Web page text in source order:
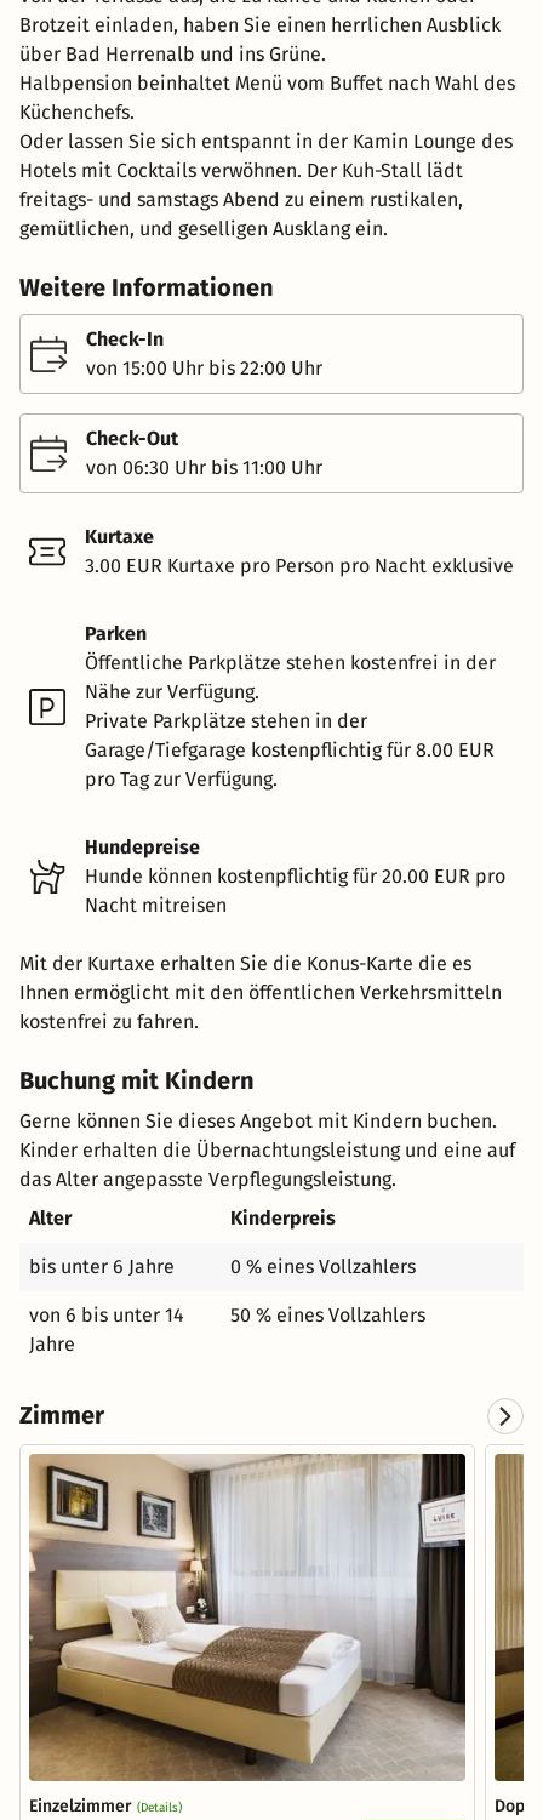
Brotzeit einladen, haben Sie einen herrlichen Ausblick
über Bad Herrenalb und ins Grüne.
Halbpension beinhaltet Menü vom Buffet nach Wahl des
Küchenchefs.
Oder lassen Sie sich entspannt in der Kamin Lounge des
Hotels mit Cocktails verwöhnen. Der Kuh-Stall lädt
freitags- und samstags Abend zu einem rustikalen,
gemütlichen, und geselligen Ausklang ein.
Weitere Informationen
Check-In
von 15:00 Uhr bis 22:00 Uhr
Check-Out
von 06:30 Uhr bis 11:00 Uhr
Kurtaxe
3.00 EUR Kurtaxe pro Person pro Nacht exklusive
Parken
Öffentliche Parkplätze stehen kostenfrei in der
Nähe zur Verfügung.
Private Parkplätze stehen in der
Garage/Tiefgarage kostenpflichtig für 8.00 EUR
pro Tag zur Verfügung.
Hundepreise
Hunde können kostenpflichtig für 20.00 EUR pro
Nacht mitreisen
Mit der Kurtaxe erhalten Sie die Konus-Karte die es
Ihnen ermöglicht mit den öffentlichen Verkehrsmitteln
kostenfrei zu fahren.
Buchung mit Kindern
Gerne können Sie dieses Angebot mit Kindern buchen.
Kinder erhalten die Übernachtungsleistung und eine auf
das Alter angepasste Verpflegungsleistung.
Alter
Kinderpreis
bis unter 6 Jahre 0 % eines Vollzahlers
von 6 bis unter 14
Jahre
50 % eines Vollzahlers
Zimmer
Einzelzimmer (Details)